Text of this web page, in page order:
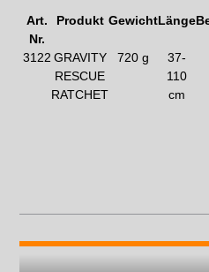
Art.
Nr.
Produkt GewichtLänge
3122 GRAVITY
RESCUE
RATCHET
720 g
37-
110
cm